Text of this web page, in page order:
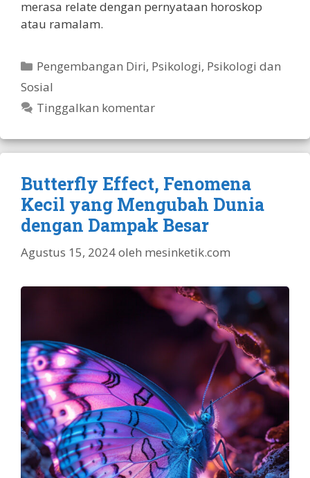
merasa relate dengan pernyataan horoskop
atau ramalam.
Kategori
Pengembangan Diri, Psikologi, Psikologi dan
Sosial
Tinggalkan komentar
Butterfly Effect, Fenomena
Kecil yang Mengubah Dunia
dengan Dampak Besar
Agustus 15, 2024oleh mesinketik.com